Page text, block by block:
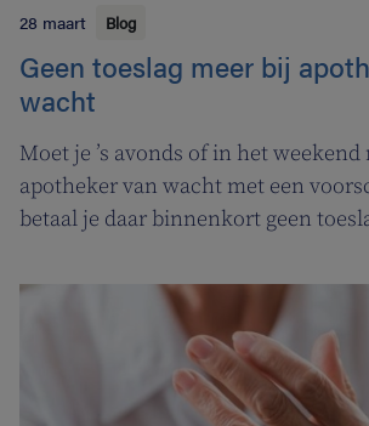
28 maart Blog
Geen toeslag meer bij
wacht
Moet je ’s avonds of in het weekend
apotheker van wacht met een
betaal je daar binnenkort geen
apothekers van wacht.